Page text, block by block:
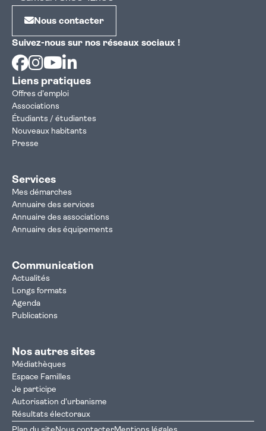
Nous contacter
Suivez-nous sur nos réseaux sociaux !
Facebook
Instagram
Youtube
Liens pratiques
Offres d'emploi
Associations
Étudiants / étudiantes
Nouveaux habitants
Presse
Services
Mes démarches
Annuaire des services
Annuaire des associations
Annuaire des équipements
Communication
Actualités
Longs formats
Agenda
Publications
Nos autres sites
Médiathèques
Espace Familles
Je participe
Autorisation d'urbanisme
Résultats électoraux